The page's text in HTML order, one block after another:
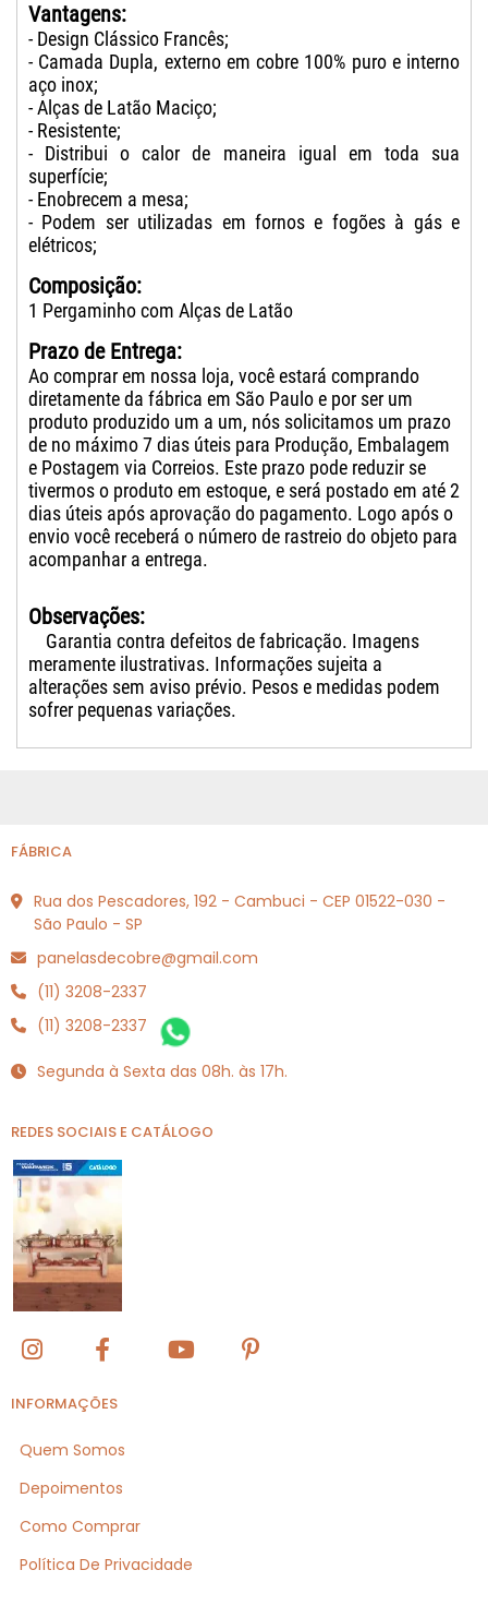
Vantagens:
- Design Clássico Francês;
- Camada Dupla, externo em cobre 100% puro e interno
aço inox;
- Alças de Latão Maciço;
- Resistente;
- Distribui o calor de maneira igual em toda sua
superfície;
- Enobrecem a mesa;
- Podem ser utilizadas em fornos e fogões à gás e
elétricos;
Composição:
1 Pergaminho com Alças de Latão
Prazo de Entrega:
Ao comprar em nossa loja, você estará comprando
diretamente da fábrica em São Paulo e por ser um
produto produzido um a um, nós solicitamos um prazo
de no máximo 7 dias úteis para Produção, Embalagem
e Postagem via Correios. Este prazo pode reduzir se
tivermos o produto em estoque, e será postado em até 2
dias úteis após aprovação do pagamento. Logo após o
envio você receberá o número de rastreio do objeto para
acompanhar a entrega.
Observações:
Garantia contra defeitos de fabricação. Imagens
meramente ilustrativas. Informações sujeita a
alterações sem aviso prévio. Pesos e medidas podem
sofrer pequenas variações.
FÁBRICA
Rua dos Pescadores, 192 - Cambuci - CEP 01522-030 -
São Paulo - SP
panelasdecobre@gmail.com
(11) 3208-2337
(11) 3208-2337
Segunda à Sexta das 08h. às 17h.
REDES SOCIAIS E CATÁLOGO
INFORMAÇÕES
Quem Somos
Depoimentos
Como Comprar
Política De Privacidade